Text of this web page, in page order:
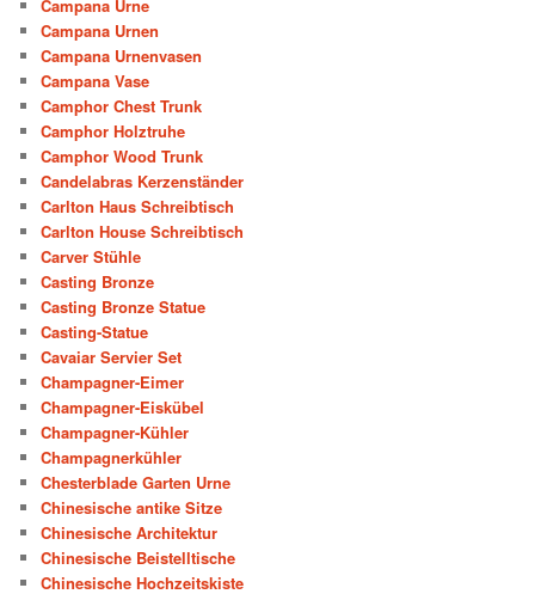
Campana Urne
Campana Urnen
Campana Urnenvasen
Campana Vase
Camphor Chest Trunk
Camphor Holztruhe
Camphor Wood Trunk
Candelabras Kerzenständer
Carlton Haus Schreibtisch
Carlton House Schreibtisch
Carver Stühle
Casting Bronze
Casting Bronze Statue
Casting-Statue
Cavaiar Servier Set
Champagner-Eimer
Champagner-Eiskübel
Champagner-Kühler
Champagnerkühler
Chesterblade Garten Urne
Chinesische antike Sitze
Chinesische Architektur
Chinesische Beistelltische
Chinesische Hochzeitskiste